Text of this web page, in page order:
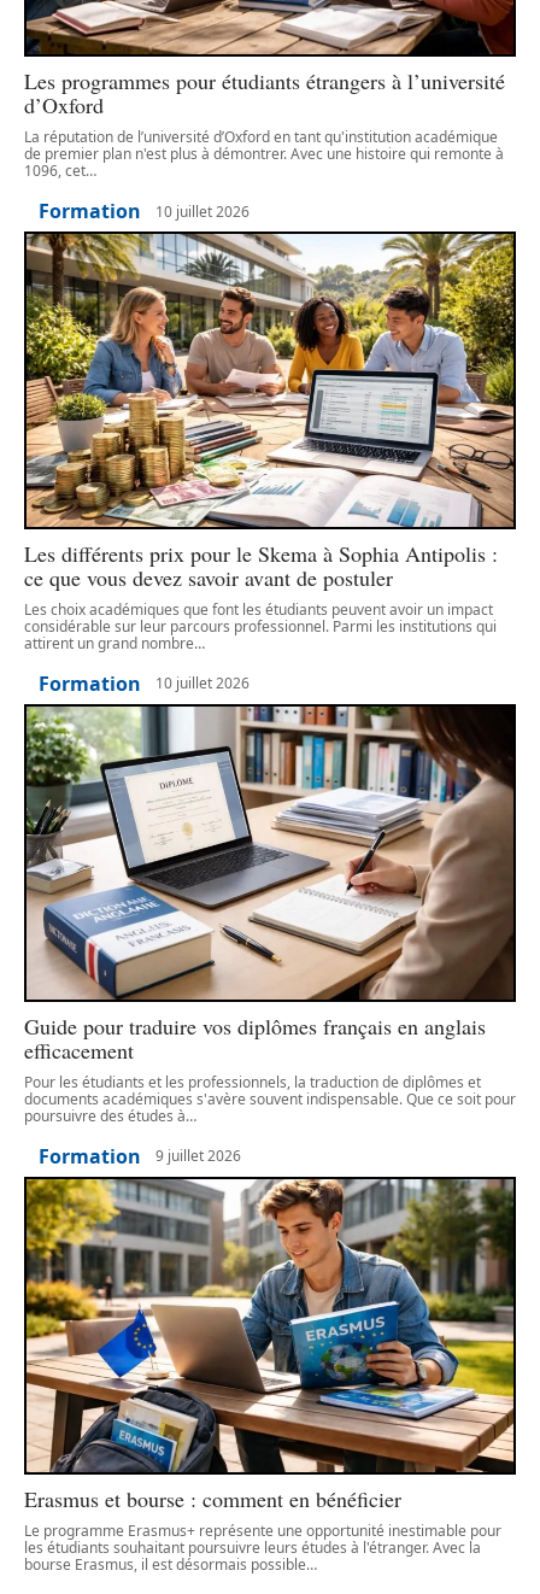
Les programmes pour étudiants étrangers à l’université
d’Oxford
La réputation de l’université d’Oxford en tant qu'institution académique
de premier plan n'est plus à démontrer. Avec une histoire qui remonte à
1096, cet…
Formation 10 juillet 2026
Les différents prix pour le Skema à Sophia Antipolis :
ce que vous devez savoir avant de postuler
Les choix académiques que font les étudiants peuvent avoir un impact
considérable sur leur parcours professionnel. Parmi les institutions qui
attirent un grand nombre…
Formation 10 juillet 2026
Guide pour traduire vos diplômes français en anglais
efficacement
Pour les étudiants et les professionnels, la traduction de diplômes et
documents académiques s'avère souvent indispensable. Que ce soit pour
poursuivre des études à…
Formation 9 juillet 2026
Erasmus et bourse : comment en bénéficier
Le programme Erasmus+ représente une opportunité inestimable pour
les étudiants souhaitant poursuivre leurs études à l'étranger. Avec la
bourse Erasmus, il est désormais possible…